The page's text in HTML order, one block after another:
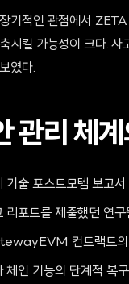
기적인 관점에서
시킬 가능성이 크다.
였다.
관리 체계
기술 포스트모템 보고서
리포트를 제출했던 연
컨트랙트의
체인 기능의 단계적 복